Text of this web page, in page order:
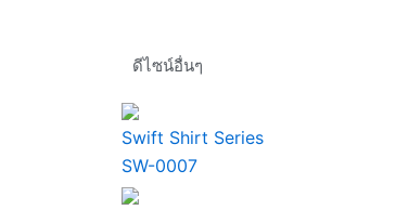
ดีไซน์อื่นๆ
Swift Shirt Series
SW-0007